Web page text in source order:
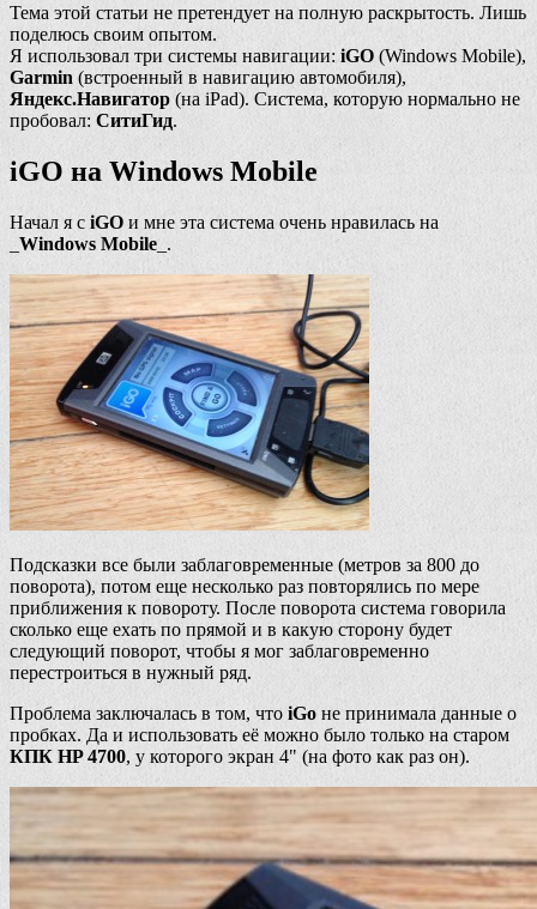
Тема этой статьи не претендует на полную раскрытость. Лишь
поделюсь своим опытом.
Я использовал три системы навигации:iGO (Windows Mobile),
Garmin (встроенный в навигацию автомобиля),
Яндекс.Навигатор (на iPad). Система, которую нормально не
пробовал: СитиГид.
iGO на Windows Mobile
Начал я с iGO и мне эта система очень нравилась на
Windows Mobile _.
Подсказки все были заблаговременные (метров за 800 до
поворота), потом еще несколько раз повторялись по мере
приближения к повороту. После поворота система говорила
сколько еще ехать по прямой и в какую сторону будет
следующий поворот, чтобы я мог заблаговременно
перестроиться в нужный ряд.
Проблема заключалась в том, что iGo не принимала данные о
пробках. Да и использовать её можно было только на старом
КПК HP 4700, у которого экран 4" (на фото как раз он).